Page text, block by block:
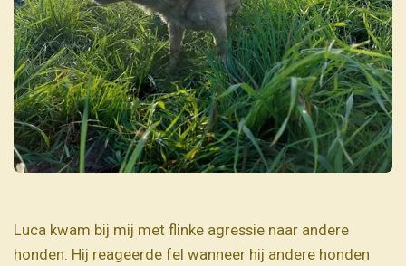
Luca kwam bij mij met flinke agressie naar andere
honden. Hij reageerde fel wanneer hij andere honden